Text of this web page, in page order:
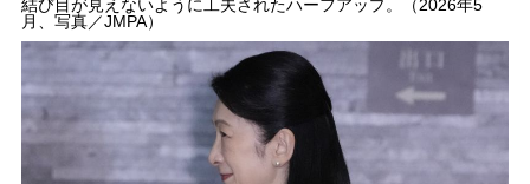
結び目が見えないように工夫されたハーフアップ。（2026年5
月、写真／JMPA）